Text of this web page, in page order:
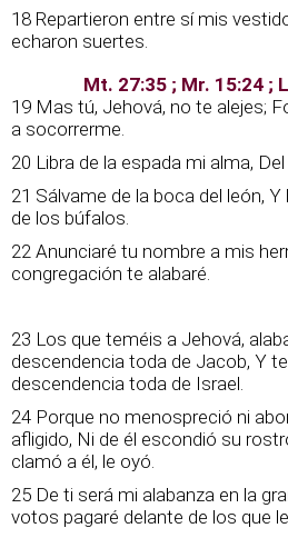
18 Repartieron entre sí mis
echaron suertes.
Mt. 27:35 ; Mr. 15:24 ;
19 Mas tú, Jehová, no te alejes;
a socorrerme.
20 Libra de la espada mi alma,
21 Sálvame de la boca del león,
de los búfalos.
22 Anunciaré tu nombre a mis
congregación te alabaré.
23 Los que teméis a Jehová,
descendencia toda de Jacob, Y
descendencia toda de Israel.
24 Porque no menospreció ni
afligido, Ni de él escondió su
clamó a él, le oyó.
25 De ti será mi alabanza en la
votos pagaré delante de los que